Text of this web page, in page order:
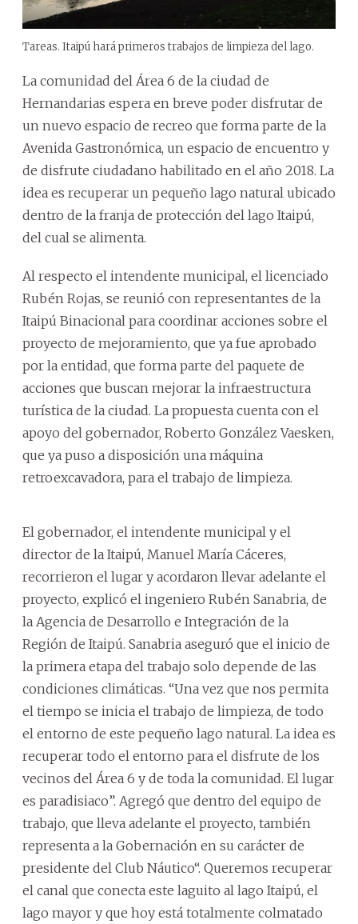
Tareas. Itaipú hará primeros trabajos de limpieza del lago.
La comunidad del Área 6 de la ciudad de
Hernandarias espera en breve poder disfrutar de
un nuevo espacio de recreo que forma parte de la
Avenida Gastronómica, un espacio de encuentro y
de disfrute ciudadano habilitado en el año 2018. La
idea es recuperar un pequeño lago natural ubicado
dentro de la franja de protección del lago Itaipú,
del cual se alimenta.
Al respecto el intendente municipal, el licenciado
Rubén Rojas, se reunió con representantes de la
Itaipú Binacional para coordinar acciones sobre el
proyecto de mejoramiento, que ya fue aprobado
por la entidad, que forma parte del paquete de
acciones que buscan mejorar la infraestructura
turística de la ciudad. La propuesta cuenta con el
apoyo del gobernador, Roberto González Vaesken,
que ya puso a disposición una máquina
retroexcavadora, para el trabajo de limpieza.
El gobernador, el intendente municipal y el
director de la Itaipú, Manuel María Cáceres,
recorrieron el lugar y acordaron llevar adelante el
proyecto, explicó el ingeniero Rubén Sanabria, de
la Agencia de Desarrollo e Integración de la
Región de Itaipú. Sanabria aseguró que el inicio de
la primera etapa del trabajo solo depende de las
condiciones climáticas. “Una vez que nos permita
el tiempo se inicia el trabajo de limpieza, de todo
el entorno de este pequeño lago natural. La idea es
recuperar todo el entorno para el disfrute de los
vecinos del Área 6 y de toda la comunidad. El lugar
es paradisiaco”. Agregó que dentro del equipo de
trabajo, que lleva adelante el proyecto, también
representa a la Gobernación en su carácter de
presidente del Club Náutico“. Queremos recuperar
el canal que conecta este laguito al lago Itaipú, el
lago mayor y que hoy está totalmente colmatado